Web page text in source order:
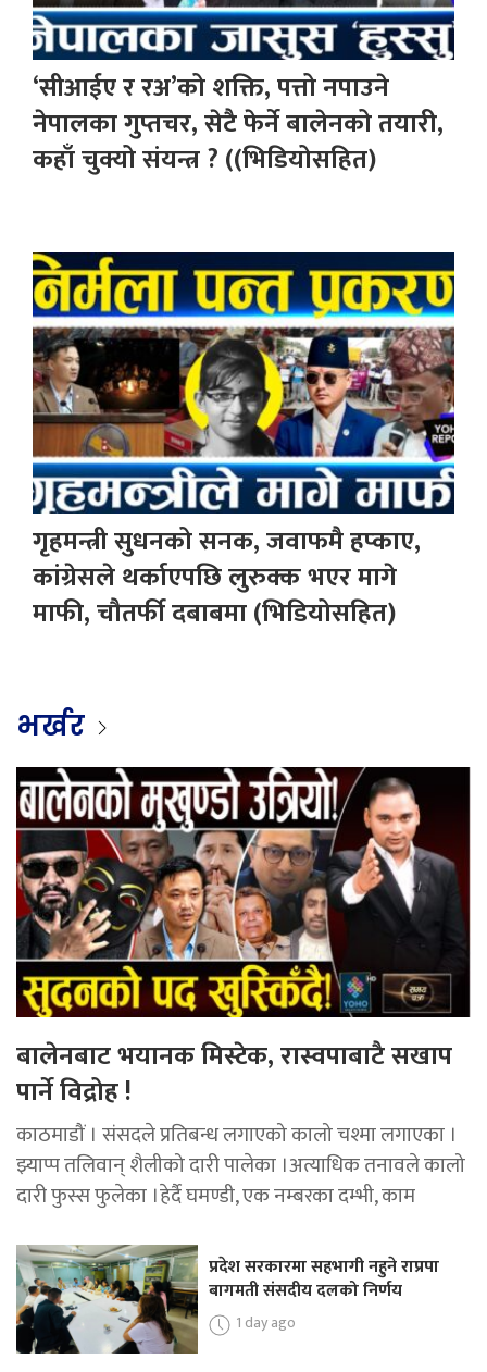
‘सीआईए र रअ’को शक्ति, पत्तो नपाउने
नेपालका गुप्तचर, सेटै फेर्ने बालेनको तयारी,
कहाँ चुक्यो संयन्त्र ? ((भिडियोसहित)
गृहमन्त्री सुधनको सनक, जवाफमै हप्काए,
कांग्रेसले थर्काएपछि लुरुक्क भएर मागे
माफी, चौतर्फी दबाबमा (भिडियोसहित)
भर्खर
बालेनबाट भयानक मिस्टेक, रास्वपाबाटै सखाप
पार्ने विद्रोह !
काठमाडौं । संसदले प्रतिबन्ध लगाएको कालो चश्मा लगाएका ।
झ्याप्प तलिवान् शैलीको दारी पालेका ।अत्याधिक तनावले कालो
दारी फुस्स फुलेका ।हेर्दै घमण्डी, एक नम्बरका दम्भी, काम
प्रदेश सरकारमा सहभागी नहुने राप्रपा
बागमती संसदीय दलको निर्णय
1 day ago